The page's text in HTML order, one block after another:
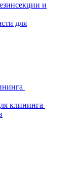
и
для
клининга